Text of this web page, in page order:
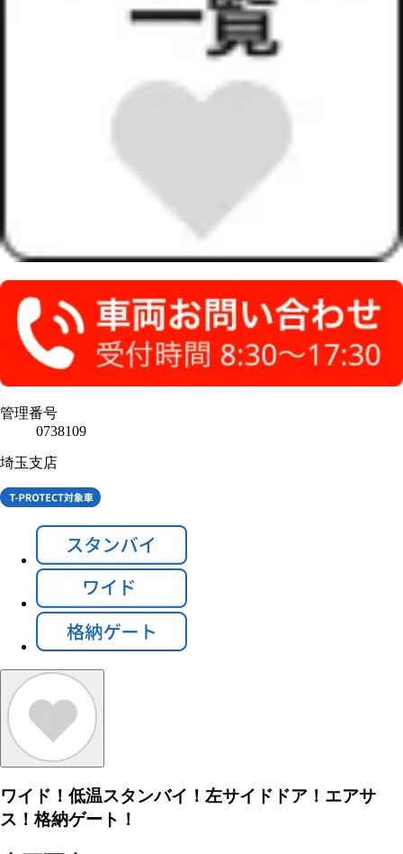
管理番号
0738109
埼玉支店
ワイド！低温スタンバイ！左サイドドア！エアサ
ス！格納ゲート！